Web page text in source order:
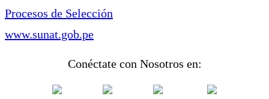
Procesos de Selección
www.sunat.gob.pe
Conéctate con Nosotros en: